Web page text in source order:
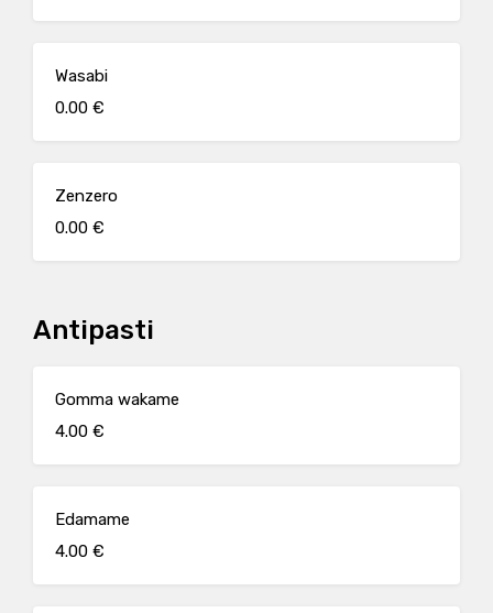
Wasabi
0.00 €
Zenzero
0.00 €
Antipasti
Gomma wakame
4.00 €
Edamame
4.00 €